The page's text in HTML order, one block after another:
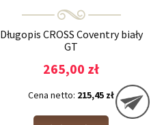
Długopis CROSS Coventry biały
GT
265,00 zł
Cena netto: 215,45 zł